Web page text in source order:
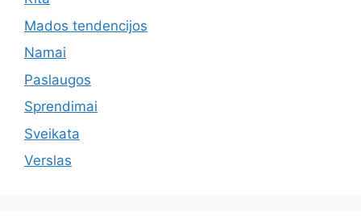
Mados tendencijos
Namai
Paslaugos
Sprendimai
Sveikata
Verslas